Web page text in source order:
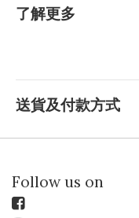
了解更多
送貨及付款方式
Follow us on